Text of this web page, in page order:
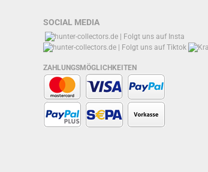
SOCIAL MEDIA
ZAHLUNGSMÖGLICHKEITEN